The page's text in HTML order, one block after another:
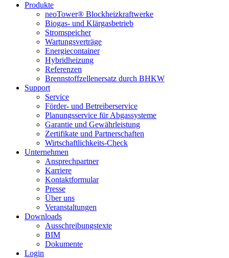
Produkte
neoTower® Blockheizkraftwerke
Biogas- und Klärgasbetrieb
Stromspeicher
Wartungsverträge
Energiecontainer
Hybridheizung
Referenzen
Brennstoffzellenersatz durch BHKW
Support
Service
Förder- und Betreiberservice
Planungsservice für Abgassysteme
Garantie und Gewährleistung
Zertifikate und Partnerschaften
Wirtschaftlichkeits-Check
Unternehmen
Ansprechpartner
Karriere
Kontaktformular
Presse
Über uns
Veranstaltungen
Downloads
Ausschreibungstexte
BIM
Dokumente
Login